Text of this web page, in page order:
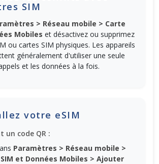
SIM
> Réseau mobile > Carte
Mobiles et désactivez ou supprimez
ou cartes SIM physiques. Les appareils
généralement d'utiliser une seule
et les données à la fois.
votre eSIM
un code QR :
Paramètres > Réseau mobile >
et Données Mobiles > Ajouter